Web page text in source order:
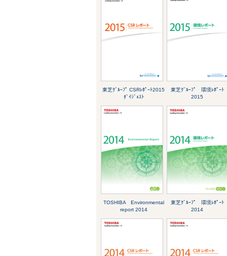
東芝ｸﾞﾙｰﾌﾟ CSRﾚﾎﾟｰﾄ2015
ﾀﾞｲｼﾞｪｽﾄ
東芝ｸﾞﾙｰﾌﾟ 環境ﾚﾎﾟｰﾄ
2015
TOSHIBA Environmental
report 2014
東芝ｸﾞﾙｰﾌﾟ 環境ﾚﾎﾟｰﾄ
2014